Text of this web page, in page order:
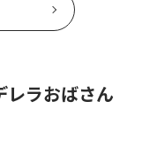
レラおばさん